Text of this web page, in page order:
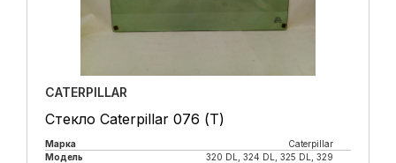
CATERPILLAR
Стекло Caterpillar 076 (Т)
Марка
Caterpillar
Модель
320 DL, 324 DL, 325 DL, 329